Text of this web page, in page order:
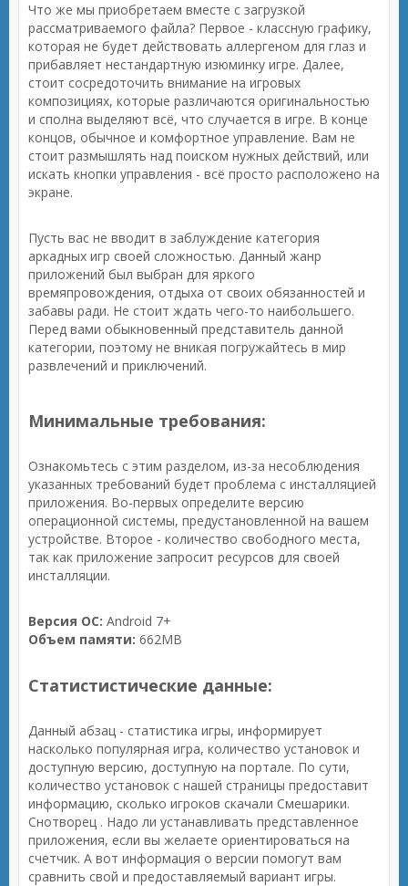
Что же мы приобретаем вместе с загрузкой
рассматриваемого файла? Первое - классную графику,
которая не будет действовать аллергеном для глаз и
прибавляет нестандартную изюминку игре. Далее,
стоит сосредоточить внимание на игровых
композициях, которые различаются оригинальностью
и сполна выделяют всё, что случается в игре. В конце
концов, обычное и комфортное управление. Вам не
стоит размышлять над поиском нужных действий, или
искать кнопки управления - всё просто расположено на
экране.
Пусть вас не вводит в заблуждение категория
аркадных игр своей сложностью. Данный жанр
приложений был выбран для яркого
времяпровождения, отдыха от своих обязанностей и
забавы ради. Не стоит ждать чего-то наибольшего.
Перед вами обыкновенный представитель данной
категории, поэтому не вникая погружайтесь в мир
развлечений и приключений.
Минимальные требования:
Ознакомьтесь с этим разделом, из-за несоблюдения
указанных требований будет проблема с инсталляцией
приложения. Во-первых определите версию
операционной системы, предустановленной на вашем
устройстве. Второе - количество свободного места,
так как приложение запросит ресурсов для своей
инсталляции.
Версия ОС: Android 7+
Объем памяти: 662MB
Статистистические данные:
Данный абзац - статистика игры, информирует
насколько популярная игра, количество установок и
доступную версию, доступную на портале. По сути,
количество установок с нашей страницы предоставит
информацию, сколько игроков скачали Смешарики.
Снотворец . Надо ли устанавливать представленное
приложения, если вы желаете ориентироваться на
счетчик. А вот информация о версии помогут вам
сравнить свой и предоставляемый вариант игры.